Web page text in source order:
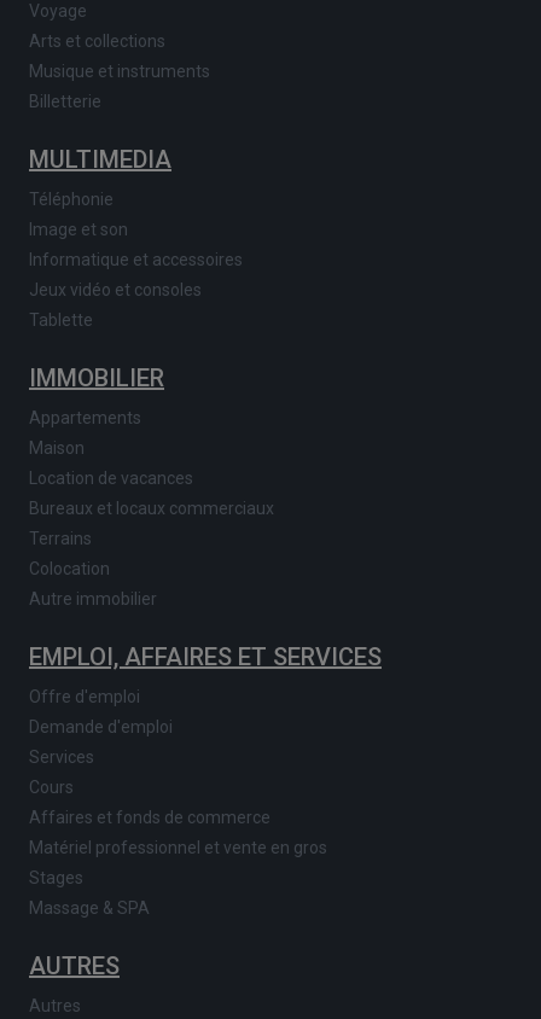
Voyage
Arts et collections
Musique et instruments
Billetterie
MULTIMEDIA
Téléphonie
Image et son
Informatique et accessoires
Jeux vidéo et consoles
Tablette
IMMOBILIER
Appartements
Maison
Location de vacances
Bureaux et locaux commerciaux
Terrains
Colocation
Autre immobilier
EMPLOI, AFFAIRES ET SERVICES
Offre d'emploi
Demande d'emploi
Services
Cours
Affaires et fonds de commerce
Matériel professionnel et vente en gros
Stages
Massage & SPA
AUTRES
Autres